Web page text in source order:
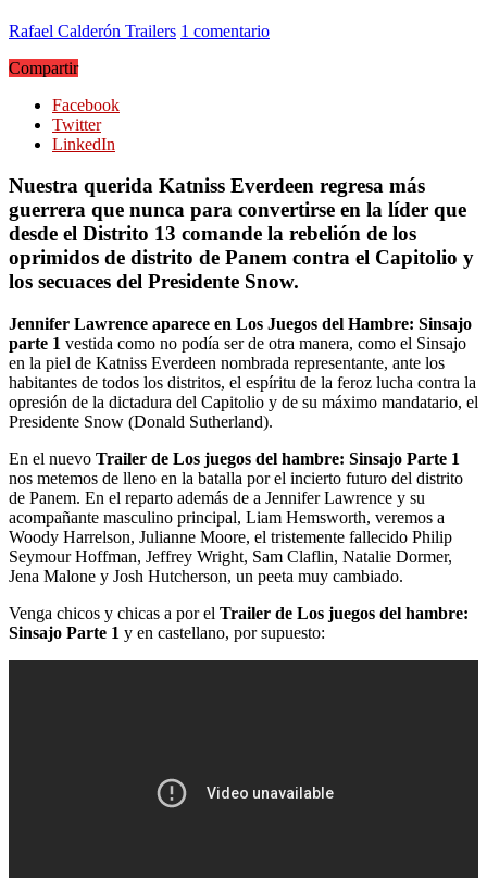
Rafael Calderón Trailers 1 comentario
Compartir
Facebook
Twitter
LinkedIn
Nuestra querida Katniss Everdeen regresa más
guerrera que nunca para convertirse en la líder que
desde el Distrito 13 comande la rebelión de los
oprimidos de distrito de Panem contra el Capitolio y
los secuaces del Presidente Snow.
Jennifer Lawrence aparece en Los Juegos del Hambre: Sinsajo
parte 1 vestida como no podía ser de otra manera, como el Sinsajo
en la piel de Katniss Everdeen nombrada representante, ante los
habitantes de todos los distritos, el espíritu de la feroz lucha contra la
opresión de la dictadura del Capitolio y de su máximo mandatario, el
Presidente Snow (Donald Sutherland).
En el nuevo Trailer de Los juegos del hambre: Sinsajo Parte 1
nos metemos de lleno en la batalla por el incierto futuro del distrito
de Panem. En el reparto además de a Jennifer Lawrence y su
acompañante masculino principal, Liam Hemsworth, veremos a
Woody Harrelson, Julianne Moore, el tristemente fallecido Philip
Seymour Hoffman, Jeffrey Wright, Sam Claflin, Natalie Dormer,
Jena Malone y Josh Hutcherson, un peeta muy cambiado.
Venga chicos y chicas a por el Trailer de Los juegos del hambre:
Sinsajo Parte 1 y en castellano, por supuesto: